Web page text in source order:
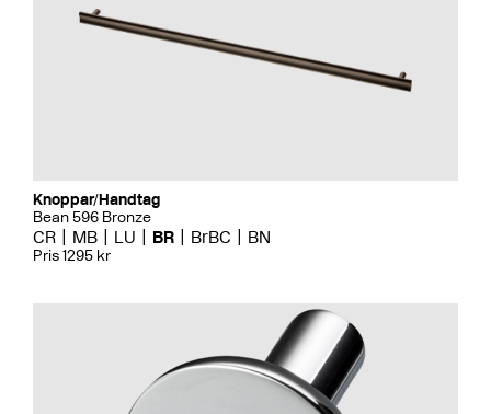
Knoppar/Handtag
Bean 596 Bronze
CR MB LU BR BrBC BN
Pris 1295 kr